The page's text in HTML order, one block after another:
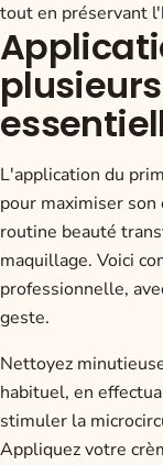
tout en préservant
L'application du
pour maximiser
routine beauté
maquillage. Voici
professionnelle,
geste.
Nettoyez
habituel, en
stimuler la
Appliquez votre